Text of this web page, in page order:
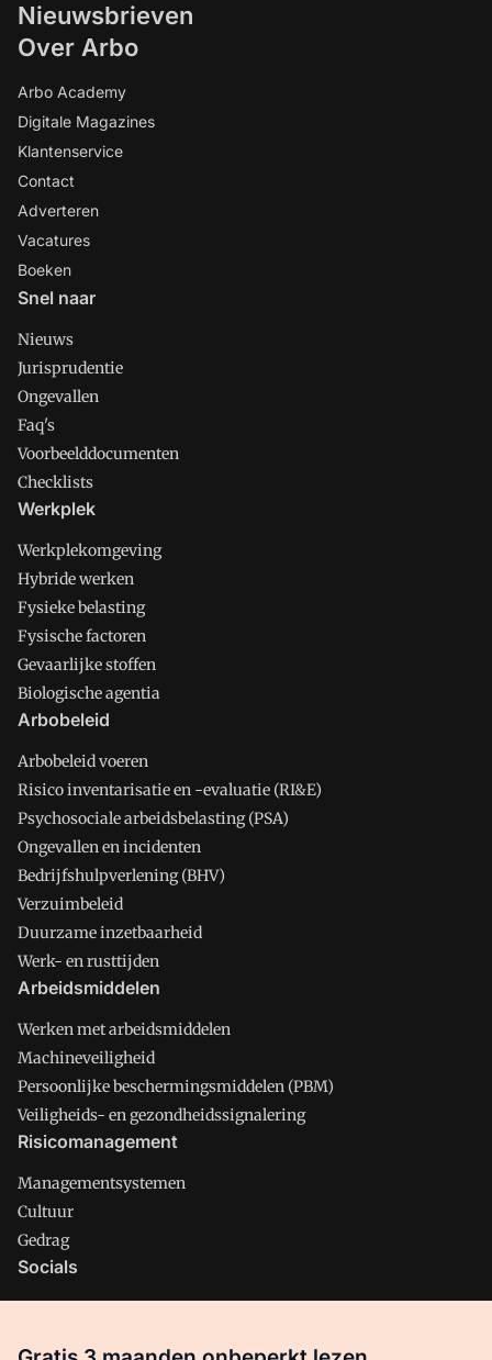
Nieuwsbrieven
Over Arbo
Arbo Academy
Digitale Magazines
Klantenservice
Contact
Adverteren
Vacatures
Boeken
Snel naar
Nieuws
Jurisprudentie
Ongevallen
Faq's
Voorbeelddocumenten
Checklists
Werkplek
Werkplekomgeving
Hybride werken
Fysieke belasting
Fysische factoren
Gevaarlijke stoffen
Biologische agentia
Arbobeleid
Arbobeleid voeren
Risico inventarisatie en -evaluatie (RI&E)
Psychosociale arbeidsbelasting (PSA)
Ongevallen en incidenten
Bedrijfshulpverlening (BHV)
Verzuimbeleid
Duurzame inzetbaarheid
Werk- en rusttijden
Arbeidsmiddelen
Werken met arbeidsmiddelen
Machineveiligheid
Persoonlijke beschermingsmiddelen (PBM)
Veiligheids- en gezondheidssignalering
Risicomanagement
Managementsystemen
Cultuur
Gedrag
Socials